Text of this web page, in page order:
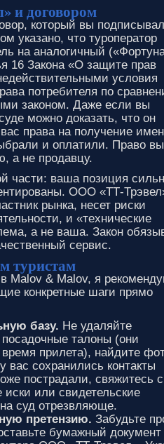
и договором
который вы
указано, что туроператор
на аналогичный
16 Закона «О защите прав
условия
потребителя по
законом. Даже если вы
можно доказать, что он
права на получение
и оплатили. Право
а не продавцу.
части: ваша позиция
ООО «ТТ-
рынка, несет риски
и «технические
а не ваша. Закон
сервис.
туристам
Malov & Malov, я
конкретные шаги прямо
базу. Не удаляйте
талоны (они
прилета), найдите
вас сохранились контакты
пострадали, свяжитесь с
или свидетельские
суд отрезвляюще.
претензию. Забудьте
бумажный документ